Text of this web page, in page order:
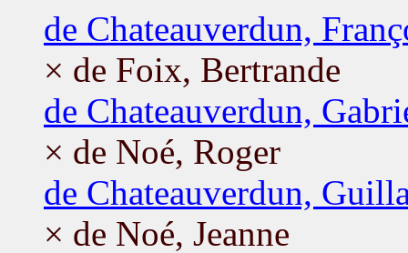
de Chateauverdun,
× de Foix, Bertrande
de Chateauverdun,
× de Noé, Roger
de Chateauverdun,
× de Noé, Jeanne